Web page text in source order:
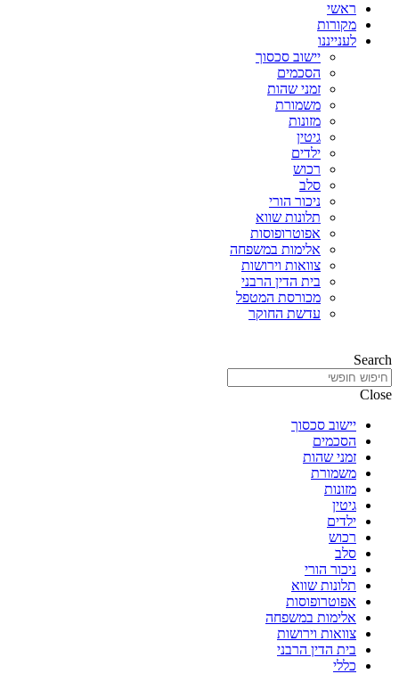
ראשי
מקורות
לענייננו
יישוב סכסוך
הסכמים
זמני שהות
משמורת
מזונות
גיטין
ילדים
רכוש
סלב
ניכור הורי
תלונות שווא
אפוטרופוסות
אלימות במשפחה
צוואות וירושות
בית הדין הרבני
מכורסת המטפל
עדשת החוקר
Search
Close
יישוב סכסוך
הסכמים
זמני שהות
משמורת
מזונות
גיטין
ילדים
רכוש
סלב
ניכור הורי
תלונות שווא
אפוטרופוסות
אלימות במשפחה
צוואות וירושות
בית הדין הרבני
כללי